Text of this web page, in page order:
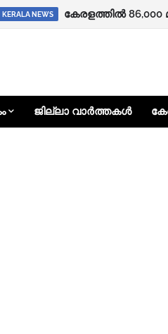
KERALA NEWS
KERALA NEWS
ജില്ലാ വാർത്തകൾ